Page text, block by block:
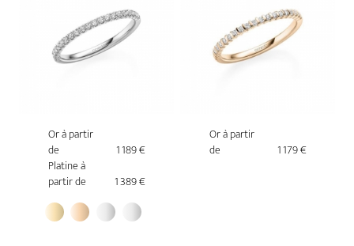
Or à partir
de
1 189 €
Platine à
partir de
1 389 €
Or à partir
de
1 179 €